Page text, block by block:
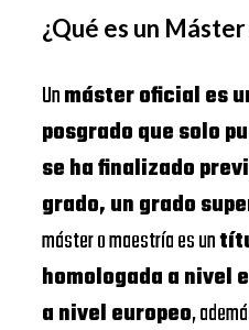
¿Qué es un
Unmáster oficial es
posgrado que solo
se ha finalizado
grado, un grado
máster o maestría es un
homologada a nivel
a nivel europeo,